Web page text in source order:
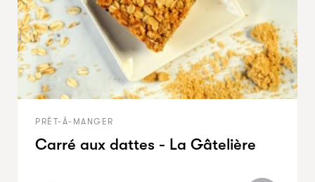
PRÊT-À-MANGER
Carré aux dattes - La Gâtelière